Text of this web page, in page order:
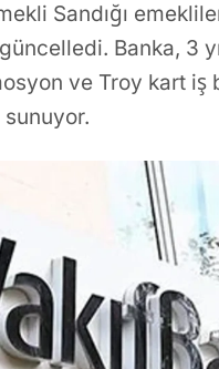
Sandığı
Banka, 3
ve Troy kart
sunuyor.